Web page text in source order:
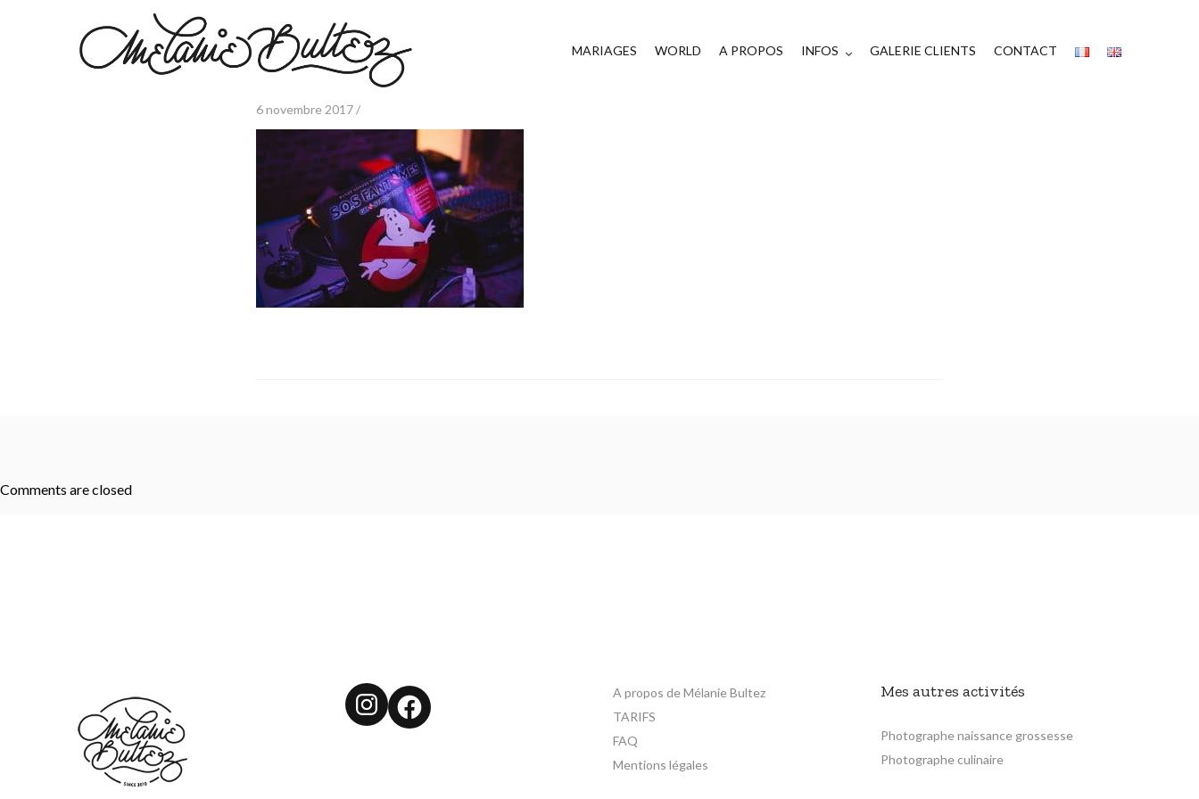
MARIAGES WORLD A PROPOS INFOS GALERIE CLIENTS CONTACT
6 novembre 2017 /
Comments are closed
Instagram
Facebook
A propos de Mélanie Bultez
TARIFS
FAQ
Mentions légales
Mes autres activités
Photographe naissance grossesse
Photographe culinaire